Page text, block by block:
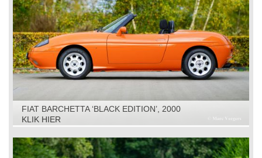
FIAT BARCHETTA ‘BLACK EDITION’, 2000
KLIK HIER